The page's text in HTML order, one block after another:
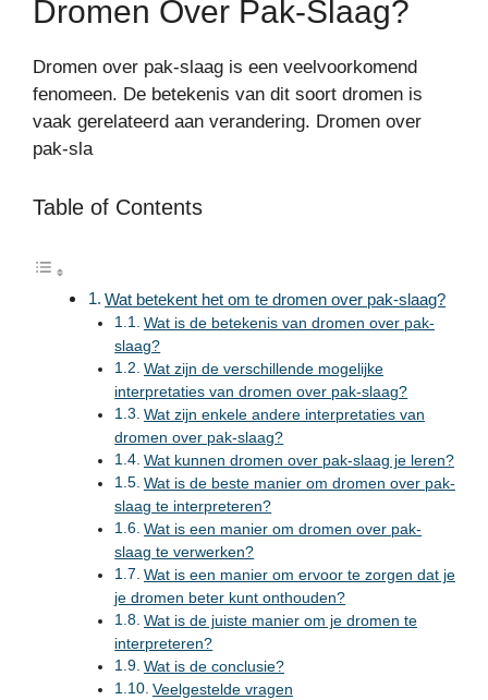
Dromen Over Pak-Slaag?
Dromen over pak-slaag is een veelvoorkomend
fenomeen. De betekenis van dit soort dromen is
vaak gerelateerd aan verandering. Dromen over
pak-sla
Table of Contents
Wat betekent het om te dromen over pak-slaag?
Wat is de betekenis van dromen over pak-
slaag?
Wat zijn de verschillende mogelijke
interpretaties van dromen over pak-slaag?
Wat zijn enkele andere interpretaties van
dromen over pak-slaag?
Wat kunnen dromen over pak-slaag je leren?
Wat is de beste manier om dromen over pak-
slaag te interpreteren?
Wat is een manier om dromen over pak-
slaag te verwerken?
Wat is een manier om ervoor te zorgen dat je
je dromen beter kunt onthouden?
Wat is de juiste manier om je dromen te
interpreteren?
Wat is de conclusie?
Veelgestelde vragen